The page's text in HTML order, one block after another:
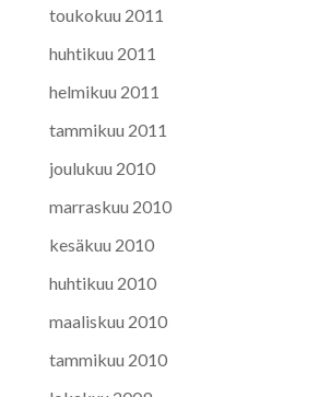
toukokuu 2011
huhtikuu 2011
helmikuu 2011
tammikuu 2011
joulukuu 2010
marraskuu 2010
kesäkuu 2010
huhtikuu 2010
maaliskuu 2010
tammikuu 2010